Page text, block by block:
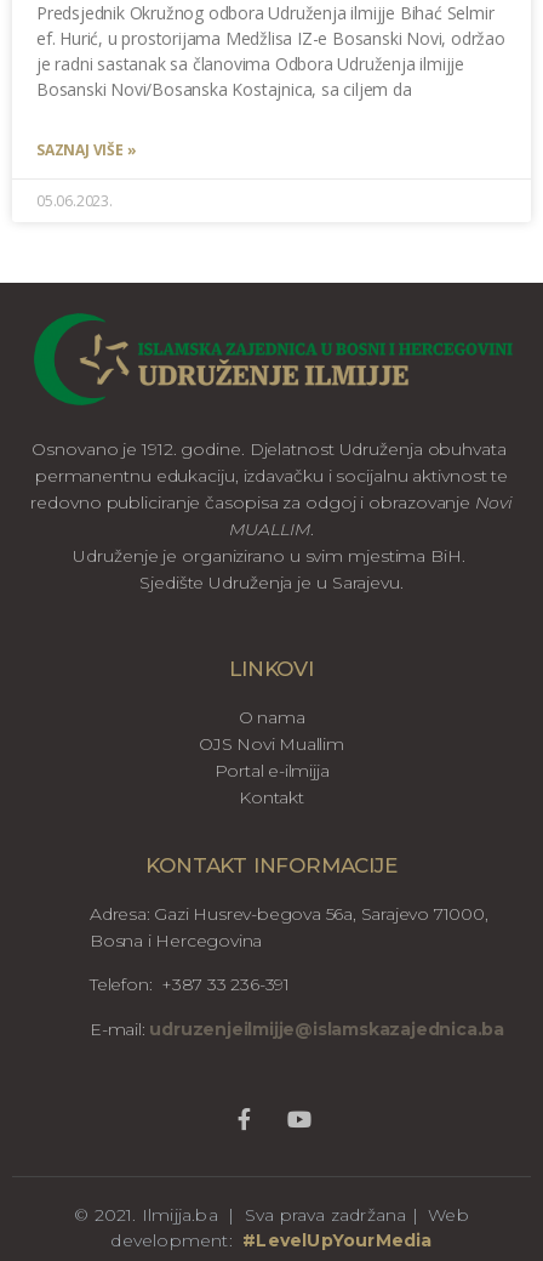
Predsjednik Okružnog odbora Udruženja ilmijje Bihać Selmir
ef. Hurić, u prostorijama Medžlisa IZ-e Bosanski Novi, održao
je radni sastanak sa članovima Odbora Udruženja ilmijje
Bosanski Novi/Bosanska Kostajnica, sa ciljem da
SAZNAJ VIŠE »
05.06.2023.
Osnovano je 1912. godine. Djelatnost Udruženja obuhvata
permanentnu edukaciju, izdavačku i socijalnu aktivnost te
redovno publiciranje časopisa za odgoj i obrazovanje Novi
MUALLIM.
Udruženje je organizirano u svim mjestima BiH.
Sjedište Udruženja je u Sarajevu.
LINKOVI
O nama
OJS Novi Muallim
Portal e-ilmijja
Kontakt
KONTAKT INFORMACIJE
Adresa: Gazi Husrev-begova 56a, Sarajevo 71000,
Bosna i Hercegovina
Telefon: +387 33 236-391
E-mail: udruzenjeilmijje@islamskazajednica.ba
© 2021. Ilmijja.ba | Sva prava zadržana | Web
development: #LevelUpYourMedia